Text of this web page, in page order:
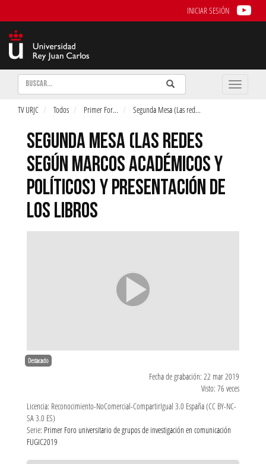
INICIAR SESIÓN
Buscar Enviar
Buscar
Toggle
TV URJC Todos Primer For... Segunda Mesa (Las red...
SEGUNDA MESA (LAS REDES
SEGÚN MARCOS ACADÉMICOS Y
POLÍTICOS) Y PRESENTACIÓN DE
LOS LIBROS
Destacado
Fecha de grabación: 22 mar 2019
Visto: 76 veces
Licencia: Reconocimiento-NoComercial-CompartirIgual 3.0 España (CC BY-NC-
SA 3.0 ES)
Serie: Primer Foro universitario de grupos de investigación en comunicación
FUGIC2019